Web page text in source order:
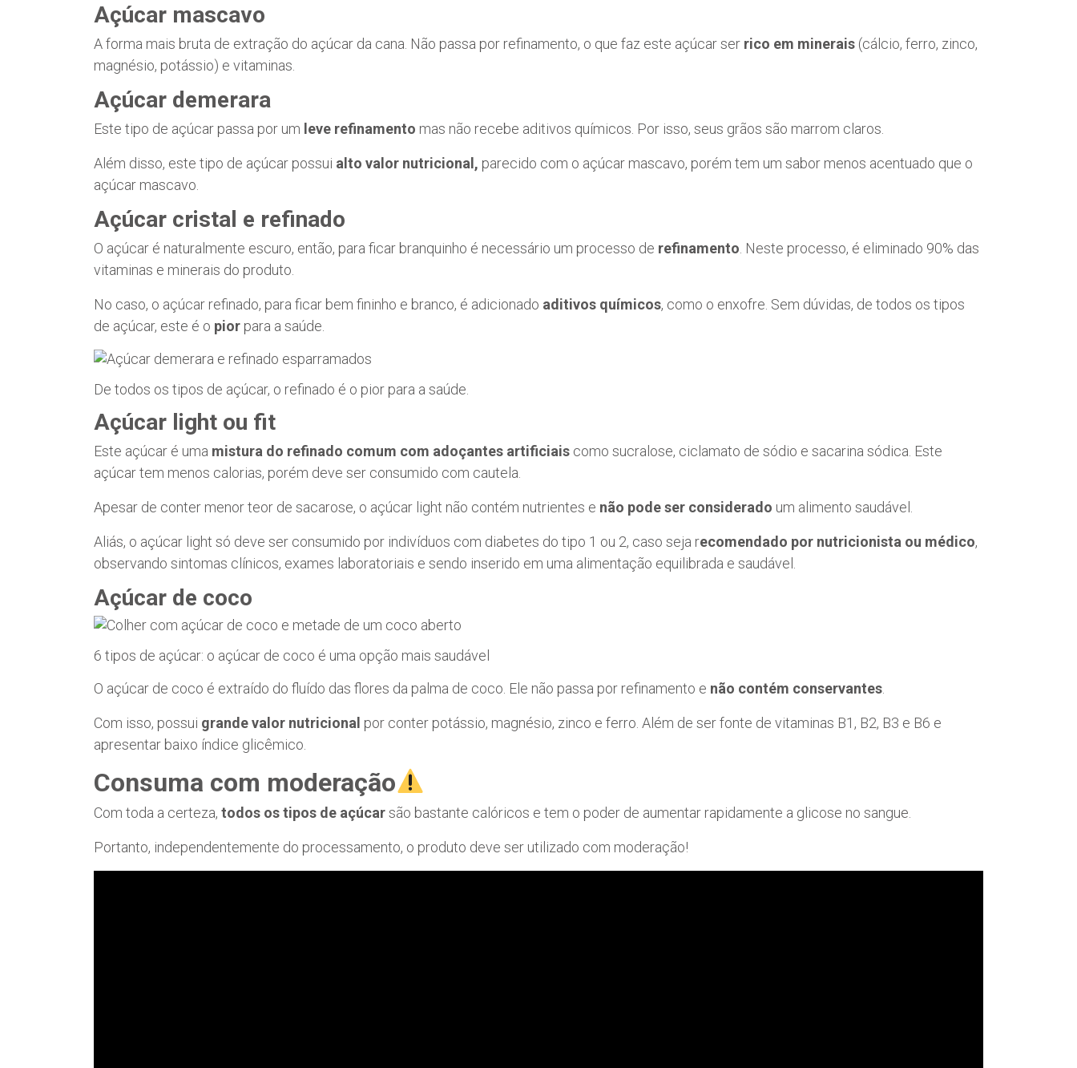
Açúcar mascavo
A forma mais bruta de extração do açúcar da cana. Não passa por refinamento, o que faz este açúcar ser rico em minerais (cálcio, ferro, zinco,
magnésio, potássio) e vitaminas.
Açúcar demerara
Este tipo de açúcar passa por um leve refinamento mas não recebe aditivos químicos. Por isso, seus grãos são marrom claros.
Além disso, este tipo de açúcar possui alto valor nutricional, parecido com o açúcar mascavo, porém tem um sabor menos acentuado que o
açúcar mascavo.
Açúcar cristal e refinado
O açúcar é naturalmente escuro, então, para ficar branquinho é necessário um processo de refinamento . Neste processo, é eliminado 90% das
vitaminas e minerais do produto.
No caso, o açúcar refinado, para ficar bem fininho e branco, é adicionado aditivos químicos, como o enxofre. Sem dúvidas, de todos os tipos
de açúcar, este é o pior para a saúde.
De todos os tipos de açúcar, o refinado é o pior para a saúde.
Açúcar light ou fit
Este açúcar é uma mistura do refinado comum com adoçantes artificiais como sucralose, ciclamato de sódio e sacarina sódica. Este
açúcar tem menos calorias, porém deve ser consumido com cautela.
Apesar de conter menor teor de sacarose, o açúcar light não contém nutrientes e não pode ser considerado um alimento saudável.
Aliás, o açúcar light só deve ser consumido por indivíduos com diabetes do tipo 1 ou 2, caso seja recomendado por nutricionista ou médico,
observando sintomas clínicos, exames laboratoriais e sendo inserido em uma alimentação equilibrada e saudável.
Açúcar de coco
6 tipos de açúcar: o açúcar de coco é uma opção mais saudável
O açúcar de coco é extraído do fluído das flores da palma de coco. Ele não passa por refinamento e não contém conservantes
Com isso, possui grande valor nutricional por conter potássio, magnésio, zinco e ferro. Além de ser fonte de vitaminas B1, B2, B3 e B6 e
apresentar baixo índice glicêmico.
Consuma com moderação
Com toda a certeza, todos os tipos de açúcarsão bastante calóricos e tem o poder de aumentar rapidamente a glicose no sangue.
Portanto, independentemente do processamento, o produto deve ser utilizado com moderação!